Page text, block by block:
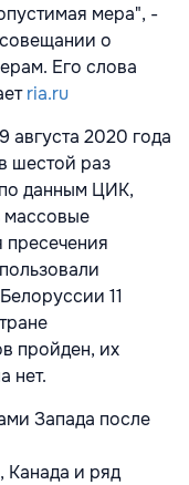
мера", -
о
Его слова
ria.ru
2020 года
шестой раз
данным ЦИК,
массовые
пресечения
11
пройден, их
нет.
Запада после
и ряд